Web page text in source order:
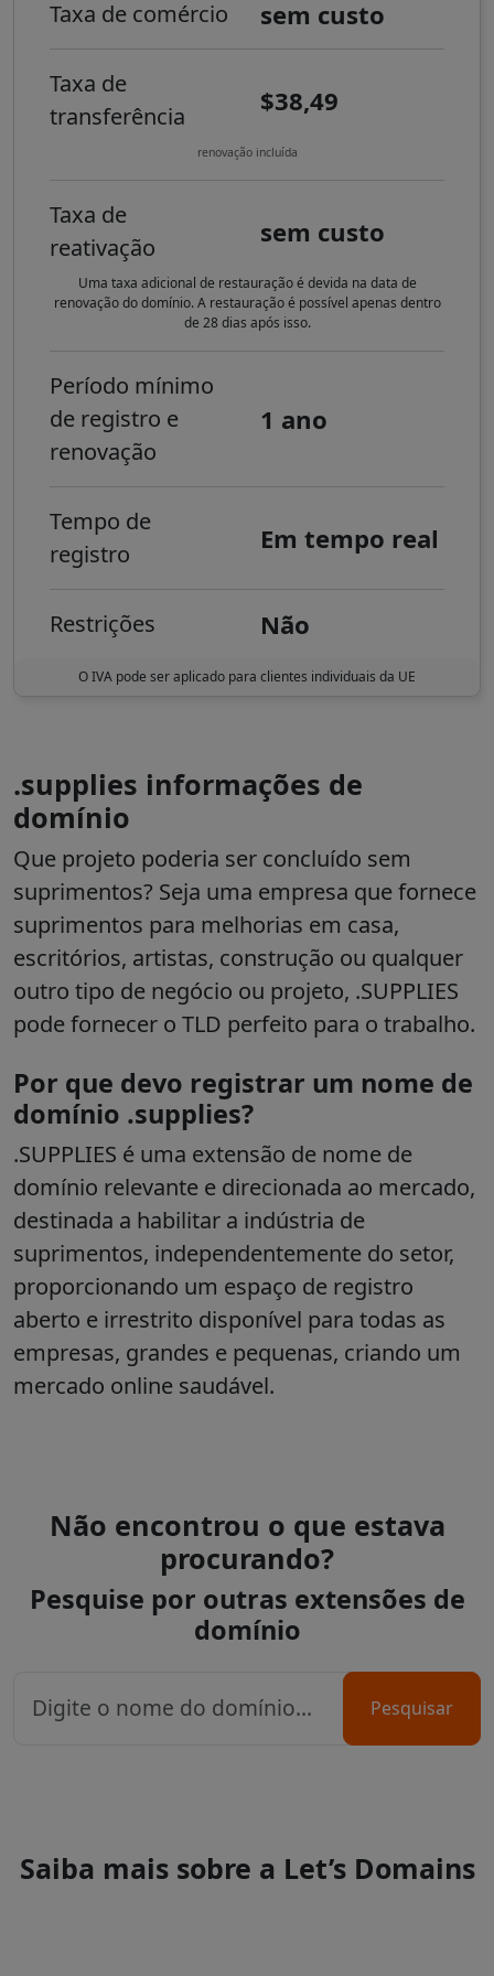
Taxa de comércio sem custo
Taxa de
transferência
$38,49
renovação incluída
Taxa de
reativação
sem custo
Uma taxa adicional de restauração é devida na data de
renovação do domínio. A restauração é possível apenas dentro
de 28 dias após isso.
Período mínimo
de registro e
renovação
1 ano
Tempo de
registro
Em tempo real
Restrições Não
O IVA pode ser aplicado para clientes individuais da UE
.supplies informações de
domínio
Que projeto poderia ser concluído sem
suprimentos? Seja uma empresa que fornece
suprimentos para melhorias em casa,
escritórios, artistas, construção ou qualquer
outro tipo de negócio ou projeto, .SUPPLIES
pode fornecer o TLD perfeito para o trabalho.
Por que devo registrar um nome de
domínio .supplies?
.SUPPLIES é uma extensão de nome de
domínio relevante e direcionada ao mercado,
destinada a habilitar a indústria de
suprimentos, independentemente do setor,
proporcionando um espaço de registro
aberto e irrestrito disponível para todas as
empresas, grandes e pequenas, criando um
mercado online saudável.
Não encontrou o que estava
procurando?
Pesquise por outras extensões de
domínio
Pesquisar